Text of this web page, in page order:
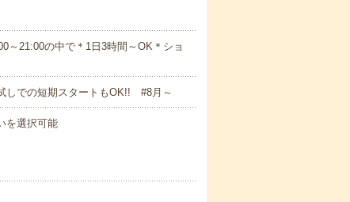
～21:00の中で＊1日3時間～OK＊ショ
しでの短期スタートもOK!! #8月～
選択可能